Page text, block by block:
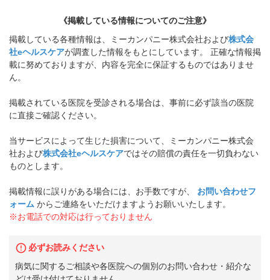
《掲載している情報についてのご注意》
掲載している各種情報は、ミーカンパニー株式会社および株式会
社eヘルスケアが調査した情報をもとにしています。 正確な情報掲
載に努めておりますが、内容を完全に保証するものではありませ
ん。
掲載されている医院を受診される場合は、事前に必ず該当の医院
に直接ご確認ください。
当サービスによって生じた損害について、ミーカンパニー株式会
社および株式会社eヘルスケアではその賠償の責任を一切負わない
ものとします。
掲載情報に誤りがある場合には、お手数ですが、
お問い合わせフ
ォーム からご連絡をいただけますようお願いいたします。
※お電話での対応は行っておりません
必ずお読みください
病気に関するご相談や各医院への個別のお問い合わせ・紹介な